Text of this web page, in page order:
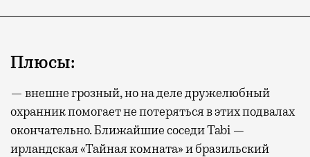
Плюсы:
— внешне грозный, но на деле дружелюбный
охранник помогает не потеряться в этих подвалах
окончательно. Ближайшие соседи Tabi —
ирландская «Тайная комната» и бразильский